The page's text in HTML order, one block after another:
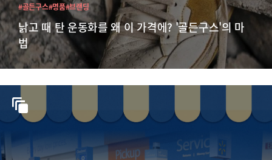
낡고 때 탄 운동화를 왜 이 가격에? '골든구스'의 마
법
#골든구스#명품#브랜딩